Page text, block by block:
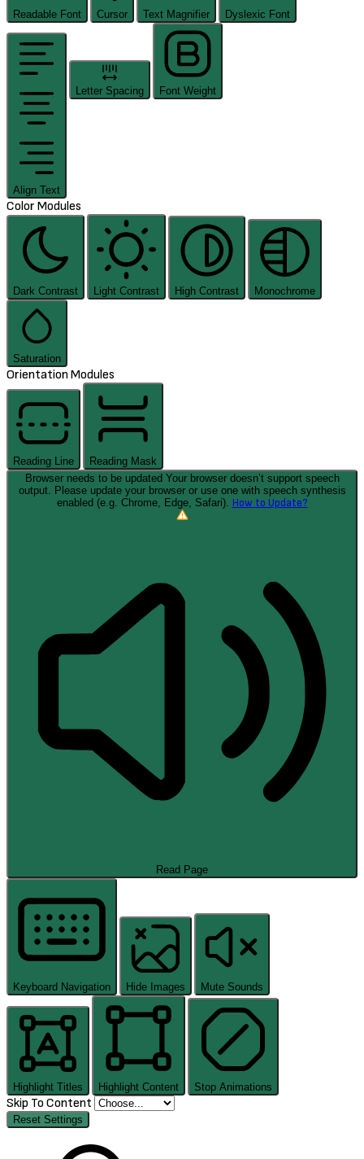
Readable Font Cursor Text Magnifier Dyslexic Font
Align Text
Letter Spacing Font Weight
Color Modules
Dark Contrast Light Contrast High Contrast Monochrome
Saturation
Orientation Modules
Reading Line
Reading Mask
Browser needs to be updated Your browser doesn’t support speech
output. Please update your browser or use one with speech synthesis
enabled (e.g. Chrome, Edge, Safari). How to Update?
Read Page
Keyboard Navigation Hide Images Mute Sounds
Highlight Titles Highlight Content Stop Animations
Skip To Content
Reset Settings